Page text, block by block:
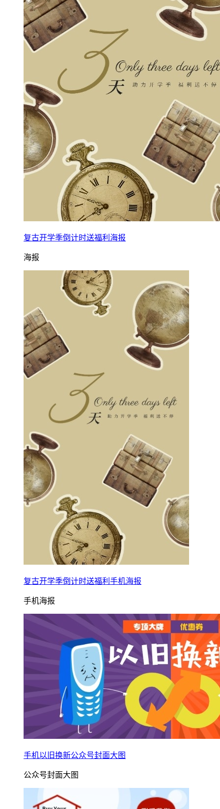
复古开学季倒计时送福利海报
海报
复古开学季倒计时送福利手机海报
手机海报
手机以旧换新公众号封面大图
公众号封面大图